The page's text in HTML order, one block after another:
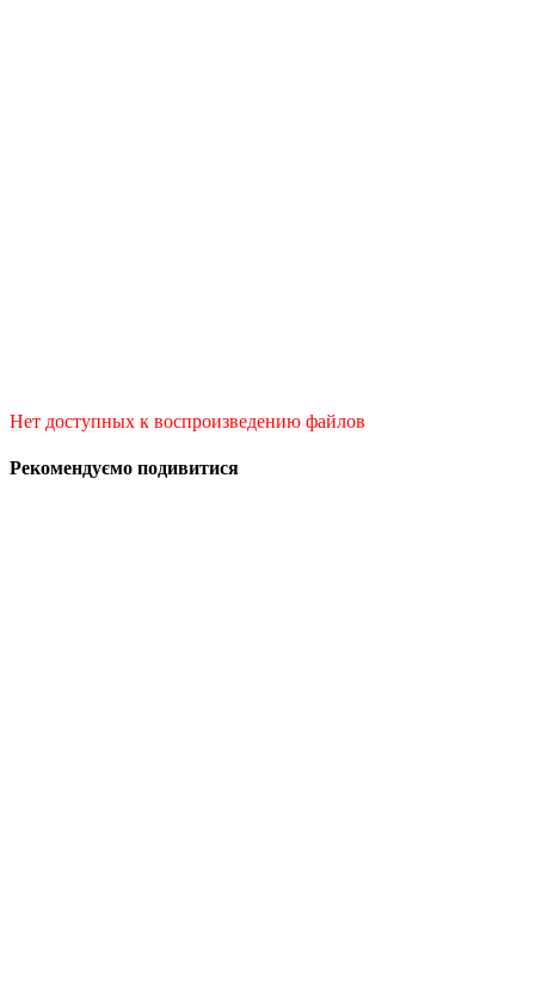
Нет доступных к воспроизведению файлов
Рекомендуємо подивитися